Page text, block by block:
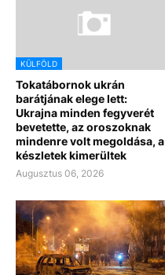
KÜLFÖLD
Tokatábornok ukrán
barátjának elege lett:
Ukrajna minden fegyverét
bevetette, az oroszoknak
mindenre volt megoldása, a
készletek kimerültek
Augusztus 06, 2026